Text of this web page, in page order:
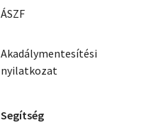
ÁSZF
Akadálymentesítési
nyilatkozat
Segítség